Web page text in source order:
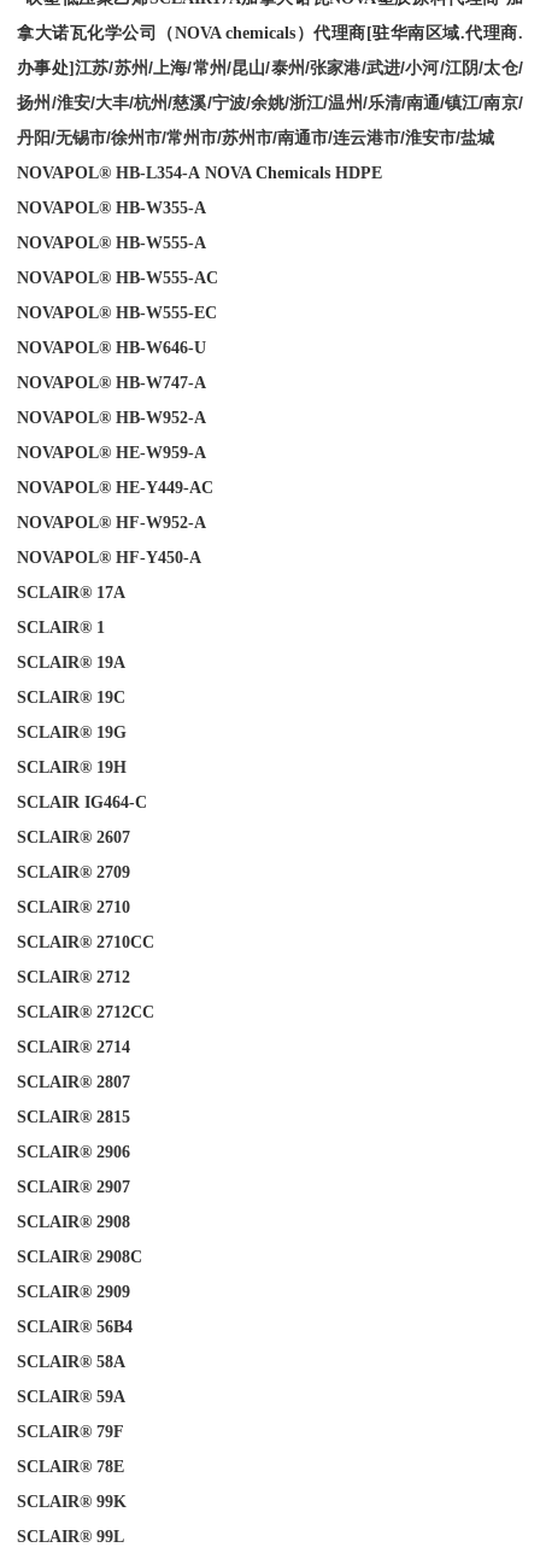
拿大诺瓦化学公司（NOVA chemicals ）代理商 [驻华南区域.代理商.
办事处] 江苏/苏州/上海/常州/昆山/泰州/张家港/武进/小河/江阴/太仓/
扬州/淮安/大丰/杭州/慈溪/宁波/余姚/浙江/温州/乐清/南通/镇江/南京/
丹阳/无锡市/徐州市/常州市/苏州市/南通市/连云港市/淮安市/盐城
NOVAPOL® HB-L354-A NOVA Chemicals HDPE
NOVAPOL® HB-W355-A
NOVAPOL® HB-W555-A
NOVAPOL® HB-W555-AC
NOVAPOL® HB-W555-EC
NOVAPOL® HB-W646-U
NOVAPOL® HB-W747-A
NOVAPOL® HB-W952-A
NOVAPOL® HE-W959-A
NOVAPOL® HE-Y449-AC
NOVAPOL® HF-W952-A
NOVAPOL® HF-Y450-A
SCLAIR® 17A
SCLAIR® 1
SCLAIR® 19A
SCLAIR® 19C
SCLAIR® 19G
SCLAIR® 19H
SCLAIR IG464-C
SCLAIR® 2607
SCLAIR®2709
SCLAIR® 2710
SCLAIR® 2710CC
SCLAIR® 2712
SCLAIR® 2712CC
SCLAIR® 2714
SCLAIR® 2807
SCLAIR® 2815
SCLAIR® 2906
SCLAIR® 2907
SCLAIR® 2908
SCLAIR® 2908C
SCLAIR® 2909
SCLAIR® 56B4
SCLAIR® 58A
SCLAIR®59A
SCLAIR®79F
SCLAIR® 78E
SCLAIR® 99K
SCLAIR® 99L